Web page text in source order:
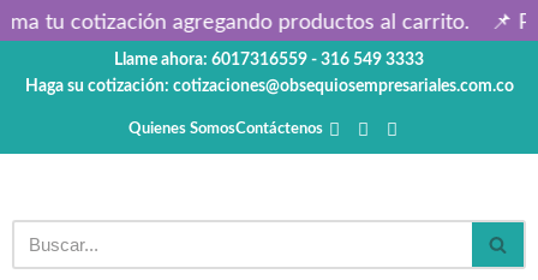
al
tu cotización agregando productos al carrito. 📌
Llame ahora: 6017316559 - 316 549 3333
Haga su cotización: cotizaciones@obsequiosempresariales.com.co
Quienes SomosContáctenos